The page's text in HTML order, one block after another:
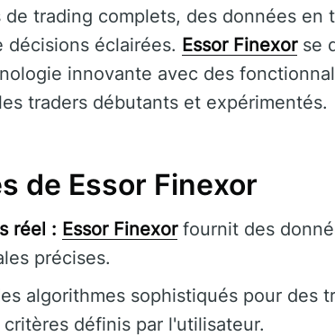
trading complets, des données en
décisions éclairées. Essor Finexorse
innovante avec des
traders débutants et expérimentés.
de Essor Finexor
réel : Essor Finexorfournit des
précises.
algorithmes sophistiqués pour des
définis par l'utilisateur.